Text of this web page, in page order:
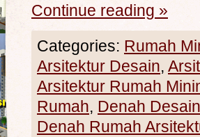
Continue reading »
Categories: Rumah
Arsitektur Desain,
Arsitektur Rumah
Rumah, Denah
Denah Rumah